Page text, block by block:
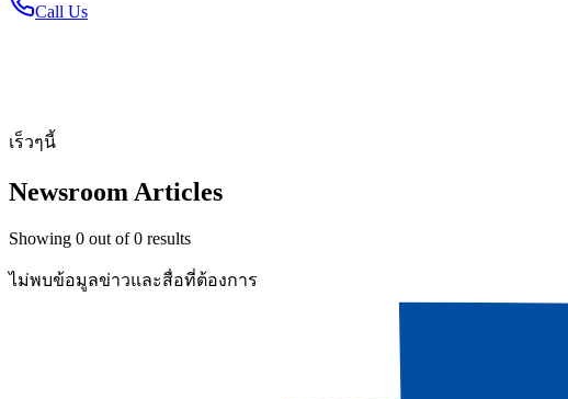
Call Us
เร็วๆนี้
Newsroom Articles
Showing 0 out of0 results
ไม่พบข้อมูลข่าวและสื่อที่ต้องการ